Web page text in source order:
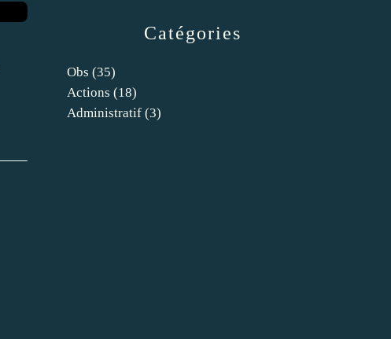
Catégories
Obs (35)
Actions (18)
Administratif (3)